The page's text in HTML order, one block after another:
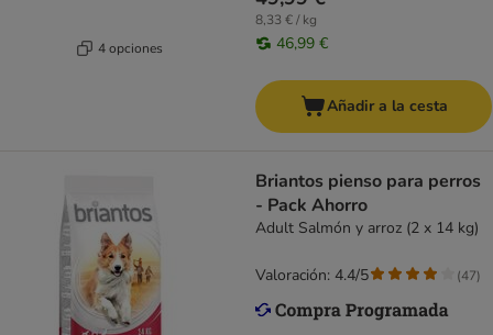
4 opciones
8,33 € / kg
46,99 €
Añadir a la cesta
Briantos pienso para perros
- Pack Ahorro
Adult Salmón y arroz (2 x 14 kg)
Valoración: 4.4/5 (47)